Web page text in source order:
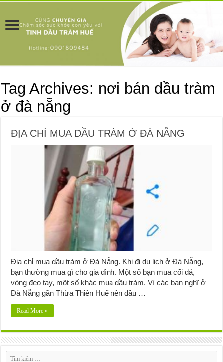
Tag Archives: nơi bán dầu tràm
ở đà nẵng
ĐỊA CHỈ MUA DẦU TRÀM Ở ĐÀ NẴNG
Địa chỉ mua dầu tràm ở Đà Nẵng. Khi đi du lịch ở Đà Nẵng,
bạn thường mua gì cho gia đình. Một số bạn mua cối đá,
vòng đeo tay, một số khác mua dầu tràm. Vì các bạn nghĩ ở
Đà Nẵng gần Thừa Thiên Huế nên dầu …
Read More »